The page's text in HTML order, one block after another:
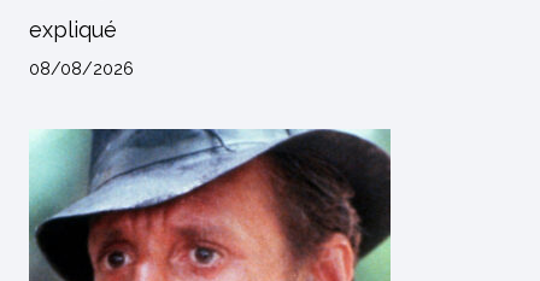
expliqué
08/08/2026